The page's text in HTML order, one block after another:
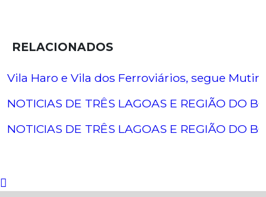
RELACIONADOS
Vila Haro e Vila dos Ferroviários, segue
NOTICIAS DE TRÊS LAGOAS E REGIÃO DO
NOTICIAS DE TRÊS LAGOAS E REGIÃO DO